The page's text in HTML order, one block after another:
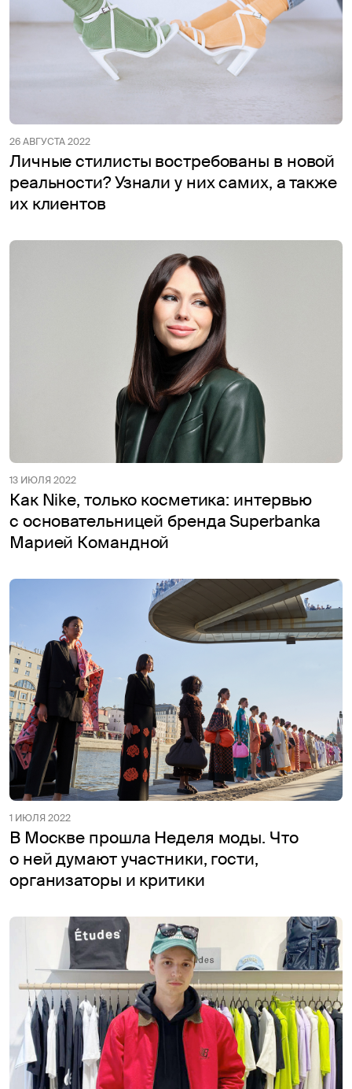
26 АВГУСТА 2022
Личные стилисты востребованы в новой
реальности? Узнали у них самих, а также
их клиентов
13 ИЮЛЯ 2022
Как Nike, только косметика: интервью
с основательницей бренда Superbanka
Марией Командной
1 ИЮЛЯ 2022
В Москве прошла Неделя моды. Что
о ней думают участники, гости,
организаторы и критики